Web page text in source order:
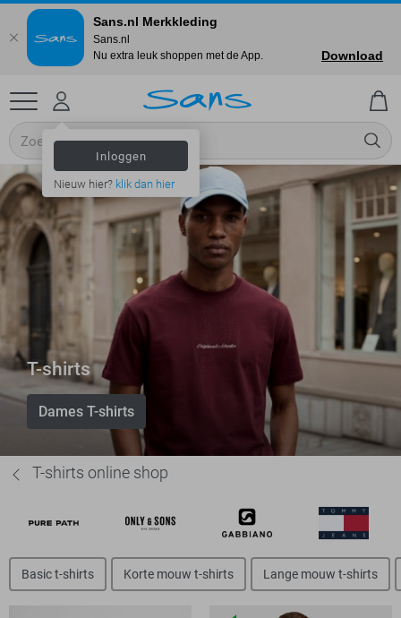
Inloggen
Nieuw hier? klik dan hier
T-shirts
Dames T-shirts
T-shirts online shop
Basic t-shirts Korte mouw t-shirts Lange mouw t-shirts
Sans.nl Merkkleding
Sans.nl
Nu extra leuk shoppen met de App.
Download